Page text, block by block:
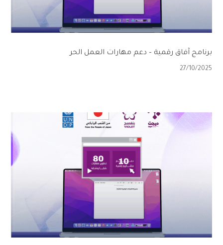
برنامج آفاق رقمية – دعم مهارات العمل الحر
27/10/2025